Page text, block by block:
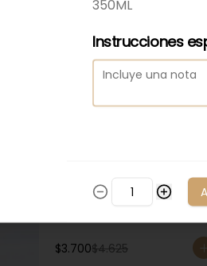
$3.125
(Solo en terraza)Jugo
Guallarauco 500 ml
$3.700$4.625
350ML
Instrucciones